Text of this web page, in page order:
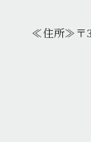
≪住所≫〒